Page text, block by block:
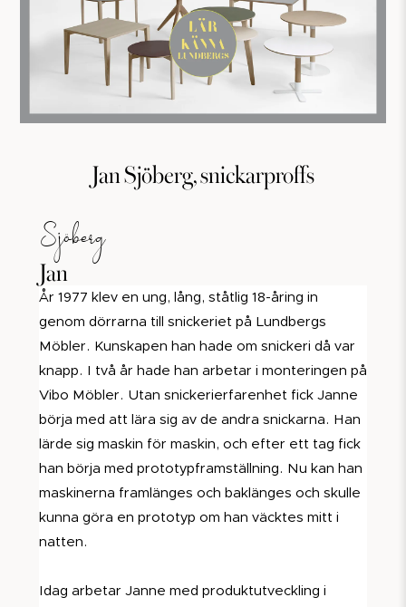
Jan Sjöberg, snickarproffs
Sjöberg
Jan
År 1977 klev en ung, lång, ståtlig 18-åring in
genom dörrarna till snickeriet på Lundbergs
Möbler. Kunskapen han hade om snickeri då var
knapp. I två år hade han arbetar i monteringen på
Vibo Möbler. Utan snickerierfarenhet fick Janne
börja med att lära sig av de andra snickarna. Han
lärde sig maskin för maskin, och efter ett tag fick
han börja med prototypframställning. Nu kan han
maskinerna framlänges och baklänges och skulle
kunna göra en prototyp om han väcktes mitt i
natten.
Idag arbetar Janne med produktutveckling i